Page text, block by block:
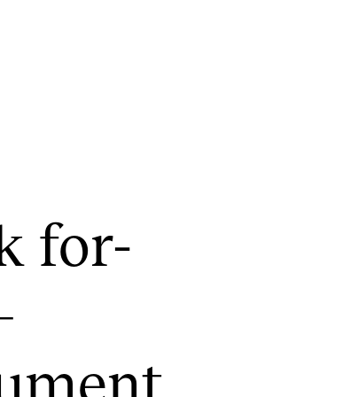
Gjennomføre konserter og arrangementer
Plakat, program og markedsføring
for­